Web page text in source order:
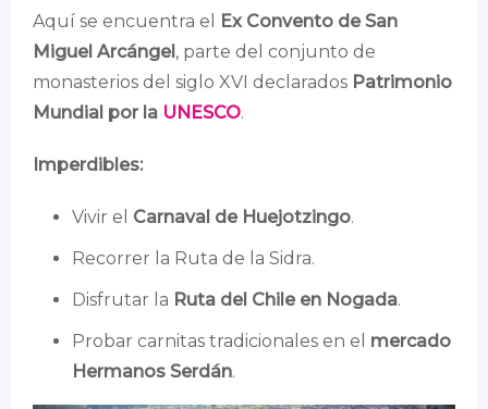
Aquí se encuentra el
Ex Convento de San
Miguel Arcángel, parte del conjunto de
monasterios del siglo XVI declarados Patrimonio
Mundial por la UNESCO.
Imperdibles:
Vivir el Carnaval de Huejotzingo.
Recorrer la Ruta de la Sidra.
Disfrutar la Ruta del Chile en Nogada.
Probar carnitas tradicionales en el mercado
Hermanos Serdán.